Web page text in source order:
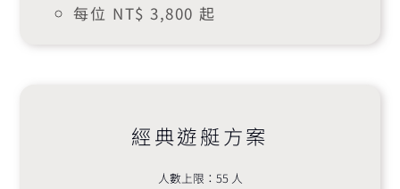
每位 NT$ 3,800 起
經典遊艇方案
人數上限：55 人